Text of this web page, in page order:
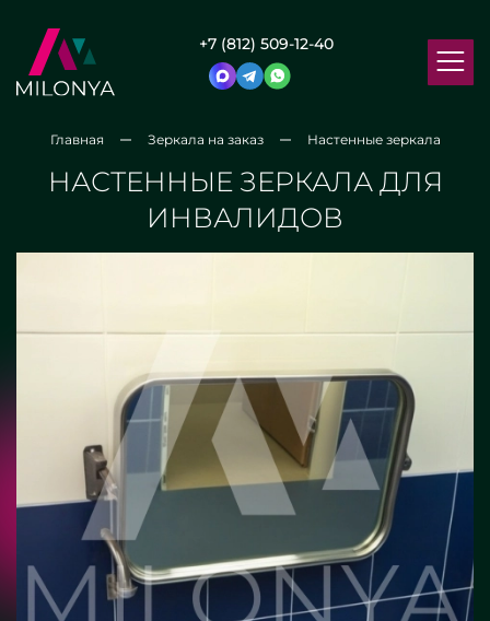
+7 (812) 509-12-40
Главная Зеркала на заказ Настенные зеркала
НАСТЕННЫЕ ЗЕРКАЛА ДЛЯ
ИНВАЛИДОВ